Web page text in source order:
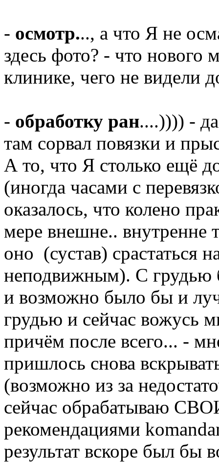
- осмотр..., а что Я не
здесь фото? - что
клинике, чего не видели
- обработку ран....)))) -
там сорвал повязки и
А то, что Я столько ещё
(иногда часами с
оказалось, что колено
мере внешне.. внутренне
оно (сустав) срастаться
неподвижным). С грудью
и возможно было бы и
грудью и сейчас вожусь
причём после всего... -
пришлось снова
(возможно из за
сейчас обрабатываю
рекомендациями
результат вскоре был бы